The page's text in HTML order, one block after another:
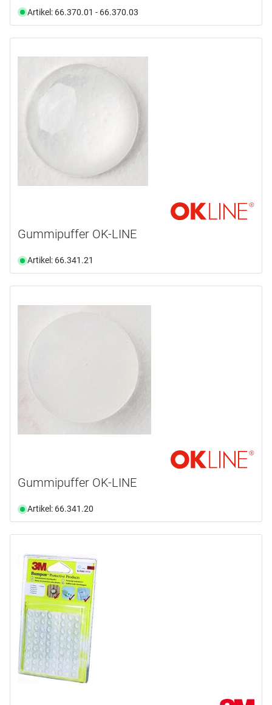
Artikel: 66.370.01 - 66.370.03
Gummipuffer OK-LINE
Artikel: 66.341.21
Gummipuffer OK-LINE
Artikel: 66.341.20